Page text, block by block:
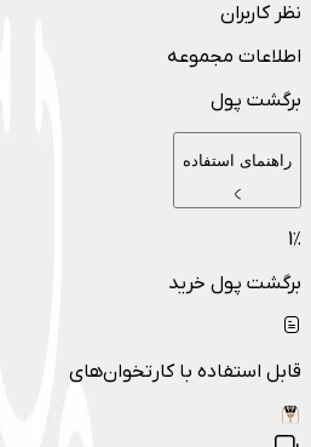
نظر کاربران
اطلاعات مجموعه
برگشت پول
راهنمای استفاده
1٪
برگشت پول خرید
قابل استفاده با کارتخوان‌های